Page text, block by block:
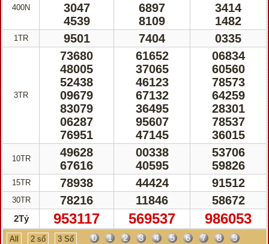
400N
1TR
3TR
10TR
15TR
30TR
2Tỷ
3047
4539
9501
73680
48005
52438
09679
83079
06287
76951
49628
67616
78938
78216
953117
6897
8109
7404
61652
37065
46123
67132
36495
95607
47145
00338
40595
44424
11846
569537
3414
1482
0335
06834
60560
78573
64259
28301
78537
36015
53706
59826
91512
58672
986053
All 2 số 3 Số 0 1 2 3 4 5 6 7 8 9